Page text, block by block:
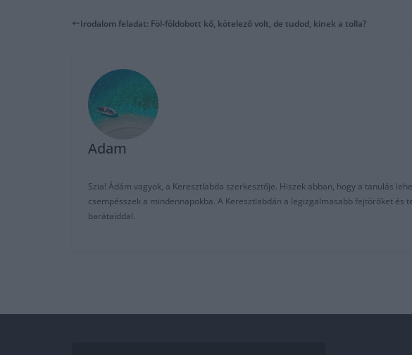
Irodalom feladat: Föl-földobott kő, kötelező volt, de tudod, kinek a tolla?
Adam
Szia! Ádám vagyok, a Keresztlabda szerkesztője. Hiszek abban, hogy a tanulás
csempésszek a mindennapokba. A Keresztlabdán a legizgalmasabb fejtörőket
barátaiddal.